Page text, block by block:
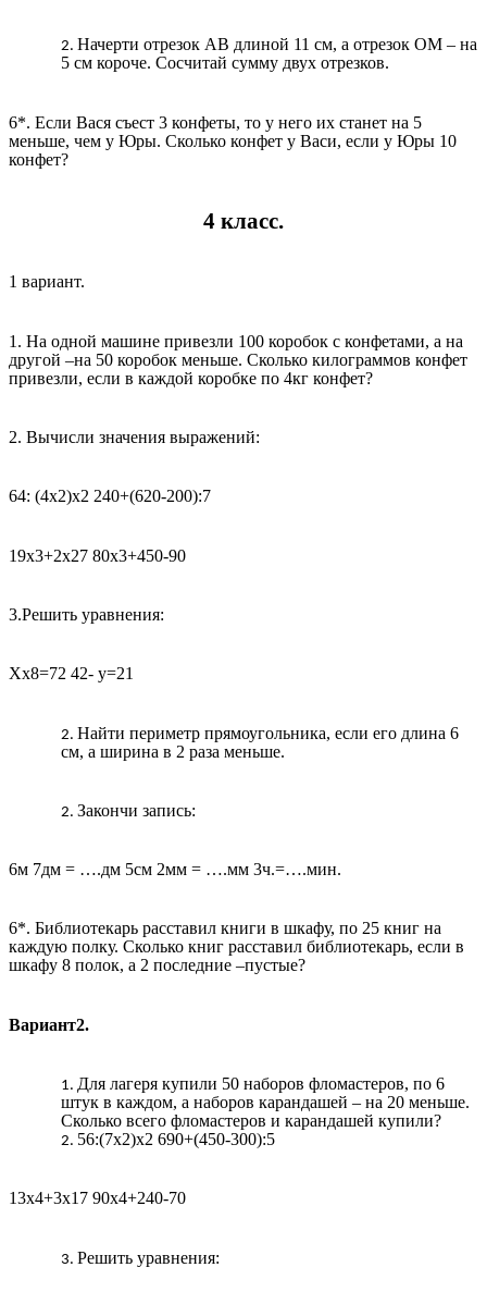
Начерти отрезок АВ длиной 11 см, а отрезок ОМ – на
5 см короче. Сосчитай сумму двух отрезков.
6*. Если Вася съест 3 конфеты, то у него их станет на 5
меньше, чем у Юры. Сколько конфет у Васи, если у Юры 10
конфет?
4 класс.
1 вариант.
1. На одной машине привезли 100 коробок с конфетами, а на
другой –на 50 коробок меньше. Сколько килограммов конфет
привезли, если в каждой коробке по 4кг конфет?
2. Вычисли значения выражений:
64: (4х2)х2 240+(620-200):7
19х3+2х27 80х3+450-90
3.Решить уравнения:
Хх8=72 42- у=21
Найти периметр прямоугольника, если его длина 6
см, а ширина в 2 раза меньше.
Закончи запись:
6м 7дм = ….дм 5см 2мм = ….мм 3ч.=….мин.
6*. Библиотекарь расставил книги в шкафу, по 25 книг на
каждую полку. Сколько книг расставил библиотекарь, если в
шкафу 8 полок, а 2 последние –пустые?
Вариант2.
Для лагеря купили 50 наборов фломастеров, по 6
штук в каждом, а наборов карандашей – на 20 меньше.
Сколько всего фломастеров и карандашей купили?
56:(7х2)х2 690+(450-300):5
13х4+3х17 90х4+240-70
Решить уравнения: